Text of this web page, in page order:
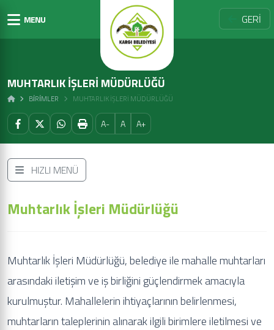
MENU
MUHTARLIK İŞLERI MÜDÜRLÜĞÜ
BİRİMLER MUHTARLIK İŞLERI MÜDÜRLÜĞÜ
A- A A+
GERİ
HIZLI MENÜ
Muhtarlık İşleri Müdürlüğü
Muhtarlık İşleri Müdürlüğü, belediye ile mahalle muhtarları
arasındaki iletişim ve iş birliğini güçlendirmek amacıyla
kurulmuştur. Mahallelerin ihtiyaçlarının belirlenmesi,
muhtarların taleplerinin alınarak ilgili birimlere iletilmesi ve